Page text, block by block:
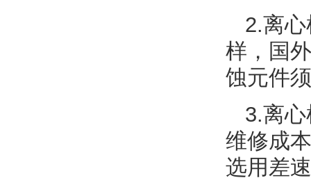
2.离心
样，国
蚀元件须
3.离心
维修成本
选用差速